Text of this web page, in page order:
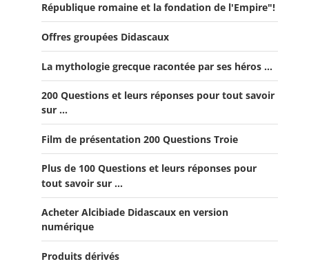
République romaine et la fondation de l'Empire"!
Offres groupées Didascaux
Offre "Tout savoir sur la guerre de Troie!"
Offre Spéciale Moyen Âge
Offre 5 volumes + cadeau
Offre Spéciale Latinistes
Offre Spéciale “De la fin de la République romaine à la
fondation de l’Empire”
Offre Collection complète Alcibiade Didascaux
La mythologie grecque racontée par ses héros ...
200 Questions et leurs réponses pour tout savoir
sur ...
Film de présentation 200 Questions Troie
Plus de 100 Questions et leurs réponses pour
tout savoir sur ...
Acheter Alcibiade Didascaux en version
numérique
Produits dérivés